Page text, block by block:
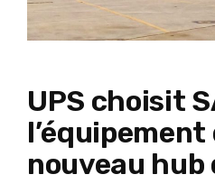
UPS choisit
l’équipement
nouveau hub